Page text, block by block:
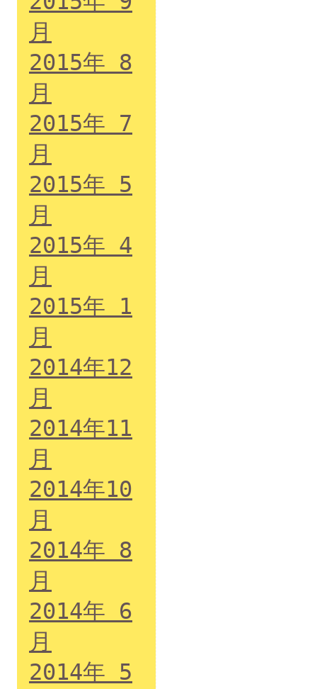
月
2015年 8
月
2015年 7
月
2015年 5
月
2015年 4
月
2015年 1
月
2014年12
月
2014年11
月
2014年10
月
2014年 8
月
2014年 6
月
2014年 5